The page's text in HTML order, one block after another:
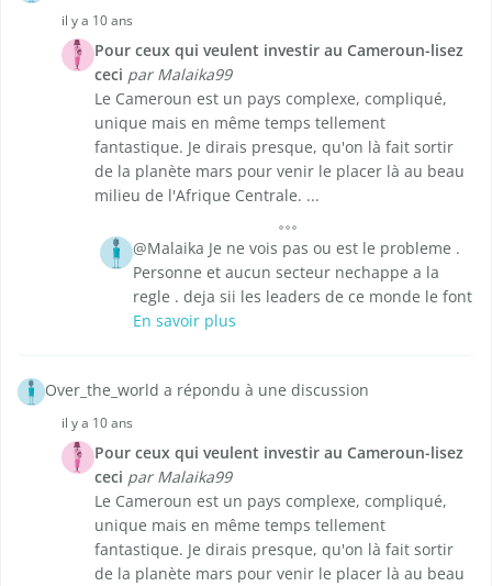
il y a 10 ans
Pour ceux qui veulent investir au Cameroun-lisez
ceci par Malaika99
Le Cameroun est un pays complexe, compliqué,
unique mais en même temps tellement
fantastique. Je dirais presque, qu'on là fait sortir
de la planète mars pour venir le placer là au beau
milieu de l'Afrique Centrale. ...
@Malaika Je ne vois pas ou est le probleme .
Personne et aucun secteur nechappe a la
regle . deja sii les leaders de ce monde le font
En savoir plus
Over_the_world a répondu à une discussion
il y a 10 ans
Pour ceux qui veulent investir au Cameroun-lisez
ceci par Malaika99
Le Cameroun est un pays complexe, compliqué,
unique mais en même temps tellement
fantastique. Je dirais presque, qu'on là fait sortir
de la planète mars pour venir le placer là au beau